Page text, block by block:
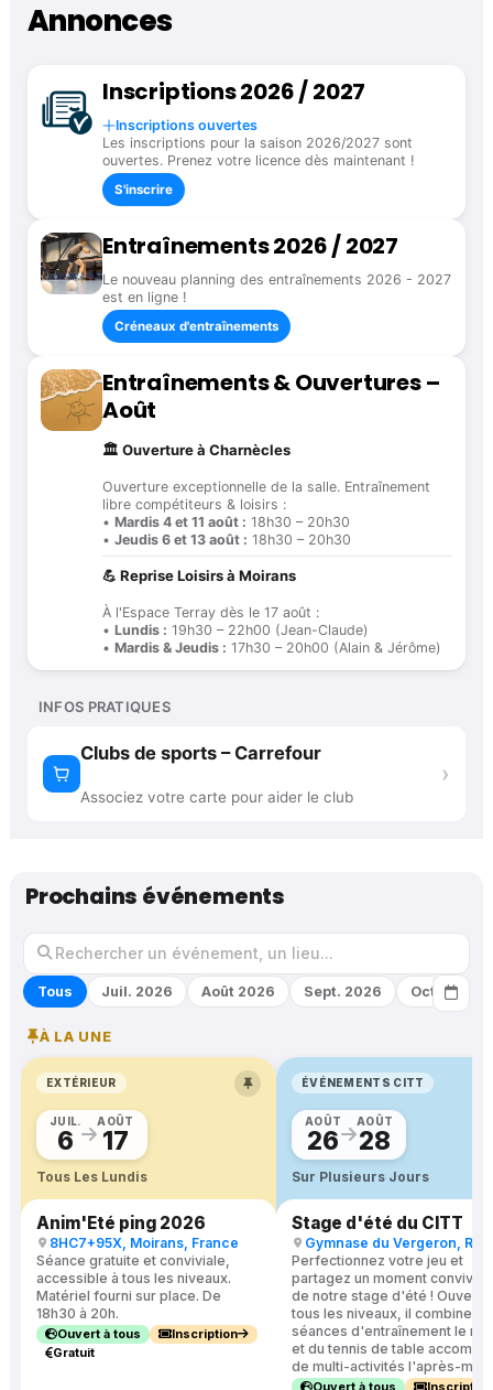
Annonces
Inscriptions 2026 / 2027
Inscriptions ouvertes
Les inscriptions pour la saison 2026/2027 sont
ouvertes. Prenez votre licence dès maintenant !
S'inscrire
Entraînements 2026 / 2027
Le nouveau planning des entraînements 2026 - 2027
est en ligne !
Créneaux d'entraînements
Entraînements & Ouvertures –
Août
🏛️ Ouverture à Charnècles
Ouverture exceptionnelle de la salle. Entraînement
libre compétiteurs & loisirs :
• Mardis 4 et 11 août : 18h30 – 20h30
• Jeudis 6 et 13 août : 18h30 – 20h30
💪 Reprise Loisirs à Moirans
À l'Espace Terray dès le 17 août :
• Lundis : 19h30 – 22h00 (Jean-Claude)
• Mardis & Jeudis : 17h30 – 20h00 (Alain & Jérôme)
INFOS PRATIQUES
Clubs de sports – Carrefour
Associez votre carte pour aider le club
›
Prochains événements
Tous Juil. 2026 Août 2026 Sept. 2026 Oct. 2026
À LA UNE
EXTÉRIEUR
JUIL.
6
AOÛT
17
Tous Les Lundis
Anim'Eté ping 2026
8HC7+95X, Moirans, France
Séance gratuite et conviviale,
accessible à tous les niveaux.
Matériel fourni sur place. De
18h30 à 20h.
Ouvert à tous
Inscription
Gratuit
ÉVÉNEMENTS CITT
AOÛT
26
AOÛT
28
Sur Plusieurs Jours
Stage d'été du CITT
Perfectionnez votre jeu et
partagez un moment convivial
de notre stage d'été ! Ouvert à
tous les niveaux, il combine
séances d'entraînement le
et du tennis de table
de multi-activités l'après-midi.
Ouvert à tous Inscription